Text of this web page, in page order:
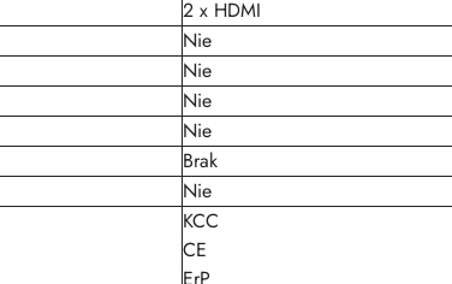
2 x HDMI
Nie
Nie
Nie
Nie
Brak
Nie
KCC
CE
ErP